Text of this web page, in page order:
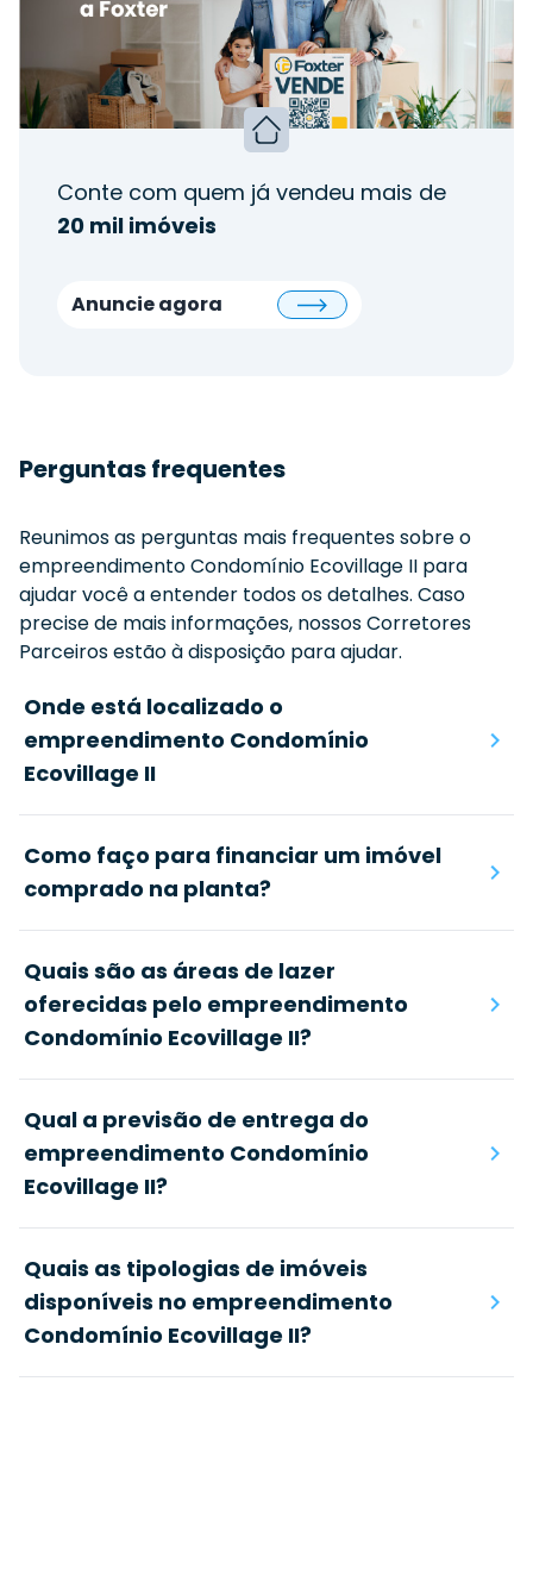
Conte com quem já vendeu mais de
20 mil imóveis
Anuncie agora
Perguntas frequentes
Reunimos as perguntas mais frequentes sobre o
empreendimentoCondomínio Ecovillage II para
ajudar você a entender todos os detalhes. Caso
precise de mais informações, nossos Corretores
Parceiros estão à disposição para ajudar.
Onde está localizado o
empreendimento Condomínio
Ecovillage II
Como faço para financiar um imóvel
comprado na planta?
Quais são as áreas de lazer
oferecidas pelo empreendimento
Condomínio Ecovillage II?
Qual a previsão de entrega do
empreendimento Condomínio
Ecovillage II?
Quais as tipologias de imóveis
disponíveis no empreendimento
Condomínio Ecovillage II?